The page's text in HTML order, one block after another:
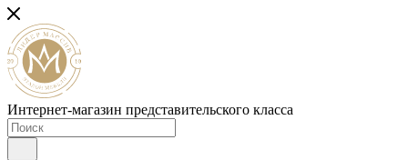
Интернет-магазин представительского класса